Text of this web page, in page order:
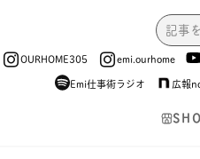
OURHOME305 emi.ourhome
Emi仕事術ラジオ
広報